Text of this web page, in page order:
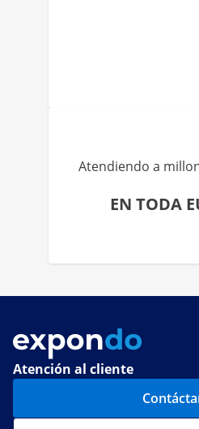
Atendiendo a
EN TODA
Atención al cliente